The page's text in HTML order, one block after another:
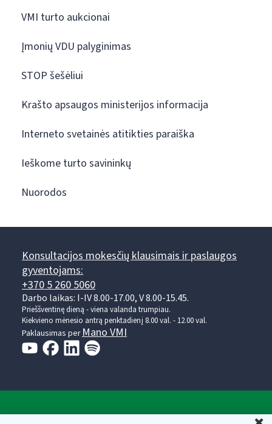
VMI turto aukcionai
Įmonių VDU palyginimas
STOP šešėliui
Krašto apsaugos ministerijos informacija
Interneto svetainės atitikties paraiška
Ieškome turto savininkų
Nuorodos
Konsultacijos mokesčių klausimais ir paslaugos
gyventojams:
+370 5 260 5060
Darbo laikas: I-IV 8.00-17.00, V 8.00-15.45.
Prieššventinę dieną - viena valanda trumpiau.
Kiekvieno mėnesio antrą penktadienį 8.00 val. - 12.00 val.
Paklausimas per Mano VMI